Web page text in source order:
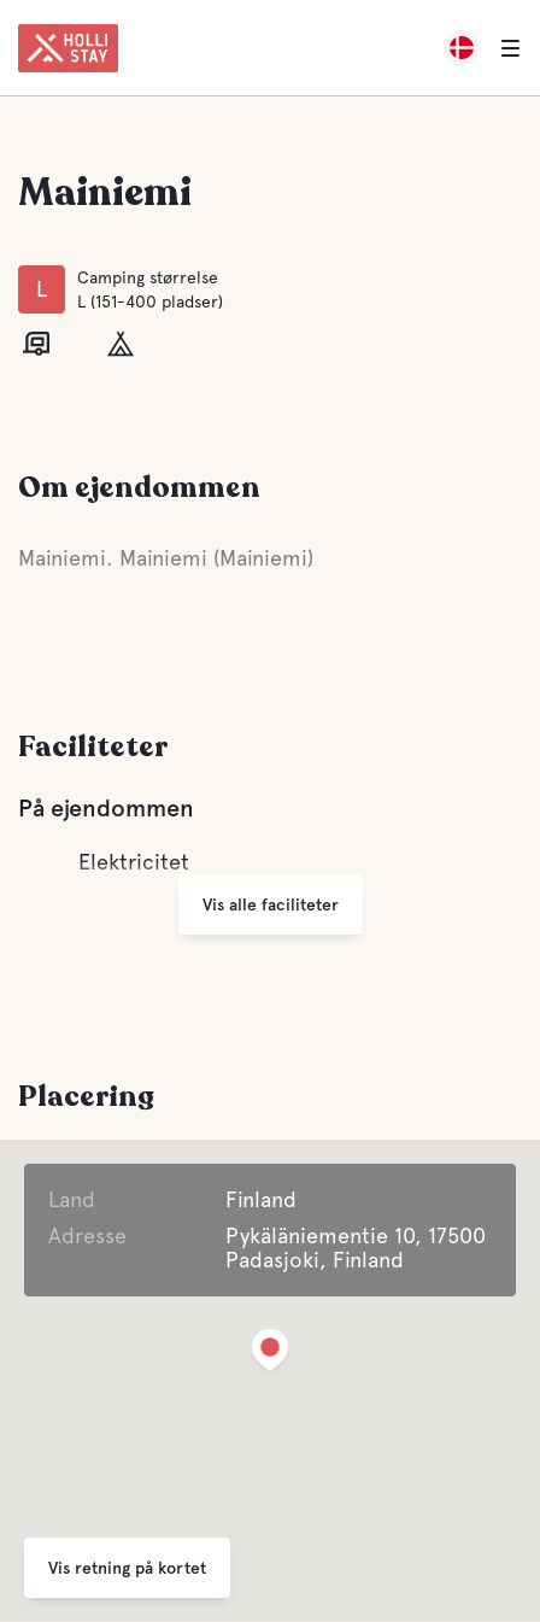
Mainiemi
L
Camping størrelse
L (151-400 pladser)
Om ejendommen
Mainiemi. Mainiemi (Mainiemi)
Faciliteter
På ejendommen
Elektricitet
Vis alle faciliteter
Placering
Land
Finland
Adresse
Pykäläniementie 10, 17500
Padasjoki, Finland
Vis retning på kortet